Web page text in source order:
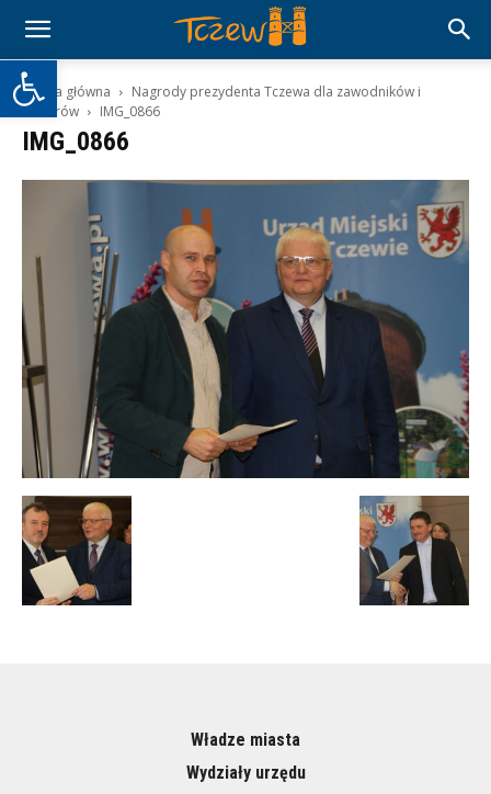
Otwórz pasek narzędzi
Strona główna
Nagrody prezydenta Tczewa dla zawodników i
trenerów
IMG_0866
IMG_0866
Władze miasta
Wydziały urzędu